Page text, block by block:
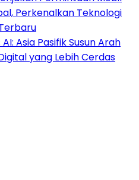
Perkenalkan Teknologi
Asia Pasifik Susun Arah
yang Lebih Cerdas